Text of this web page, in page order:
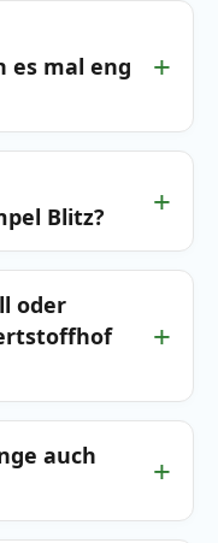
es mal eng
Blitz?
oder
auch